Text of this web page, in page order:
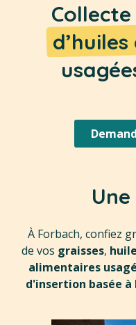
À Forbach, confiez
de vos graisses,
alimentaires
d'insertion basée à